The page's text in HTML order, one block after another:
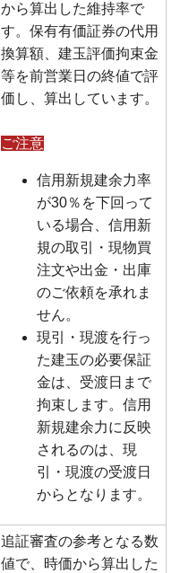
から算出した維持率で
す。保有有価証券の代用
換算額、建玉評価拘束金
等を前営業日の終値で評
価し、算出しています。
ご注意
信用新規建余力率
が30％を下回って
いる場合、信用新
規の取引・現物買
注文や出金・出庫
のご依頼を承れま
せん。
現引・現渡を行っ
た建玉の必要保証
金は、受渡日まで
拘束します。信用
新規建余力に反映
されるのは、現
引・現渡の受渡日
からとなります。
追証審査の参考となる数
値で、時価から算出した